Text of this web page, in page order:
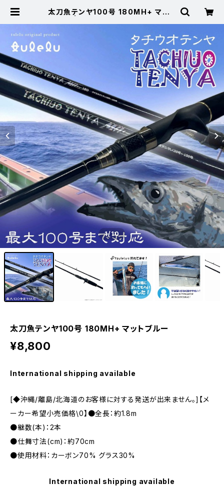
太刀魚テンヤ100号 180MH+ マット
1/10
太刀魚テンヤ100号 180MH+ マットブルー
¥8,800
International shipping available
[◆沖縄/離島/北海道のお客様に対する発送が出来ません。]【メ
ーカー希望小売価格\0】●全長：約1.8m
●継数(本)：2本
●仕舞寸法(cm)：約70cm
●使用材料：カーボン70% グラス30%
International shipping available